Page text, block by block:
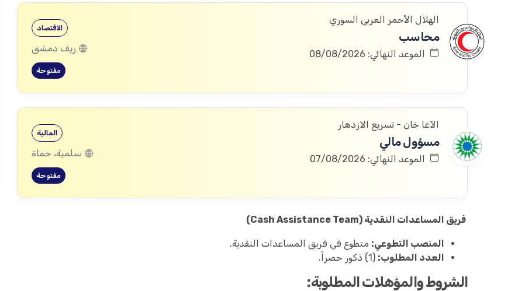
الهلال الأحمر العربي السوري
محاسب
الموعد النهائي: 08/08/2026
الاقتصاد
ريف دمشق
مفتوحة
الآغا خان - تسريع الازدهار
مسؤول مالي
الموعد النهائي: 07/08/2026
المالية
سلمية، حماة
مفتوحة
فريق المساعدات النقدية (Cash Assistance Team)
المنصب التطوعي: متطوع في فريق المساعدات النقدية.
العدد المطلوب: (1) ذكور حصراً.
الشروط والمؤهلات المطلوبة: